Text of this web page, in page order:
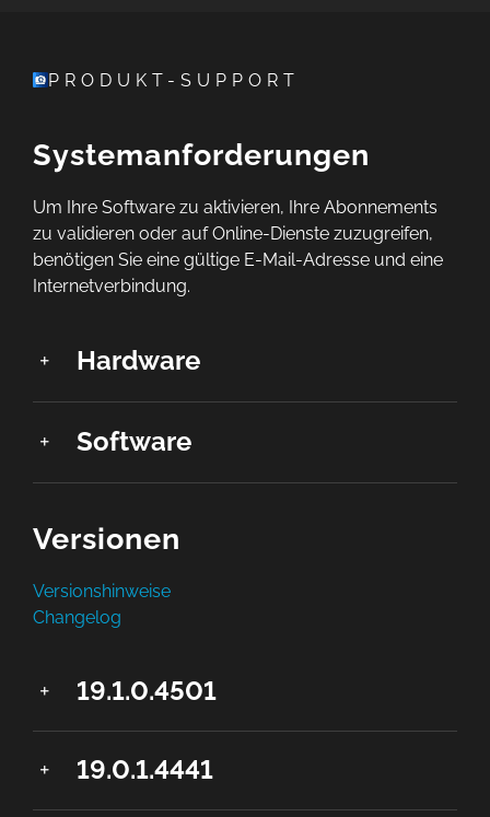
PRODUKT-SUPPORT
Systemanforderungen
Um Ihre Software zu aktivieren, Ihre Abonnements
zu validieren oder auf Online-Dienste zuzugreifen,
benötigen Sie eine gültige E-Mail-Adresse und eine
Internetverbindung.
Hardware
Software
Versionen
Versionshinweise
Changelog
19.1.0.4501
19.0.1.4441